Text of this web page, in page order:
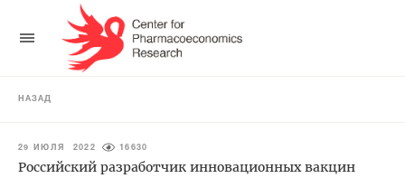
НАЗАД
29 ИЮЛЯ 2022 16630
Российский разработчик инновационных вакцин